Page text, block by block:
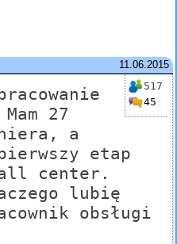
11.06.2015
517
45
27
a
etap
center.
lubię
obsługi